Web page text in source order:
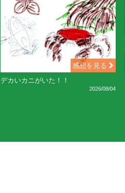
感想を見る
デカいカニがいた！！
2026/08/04